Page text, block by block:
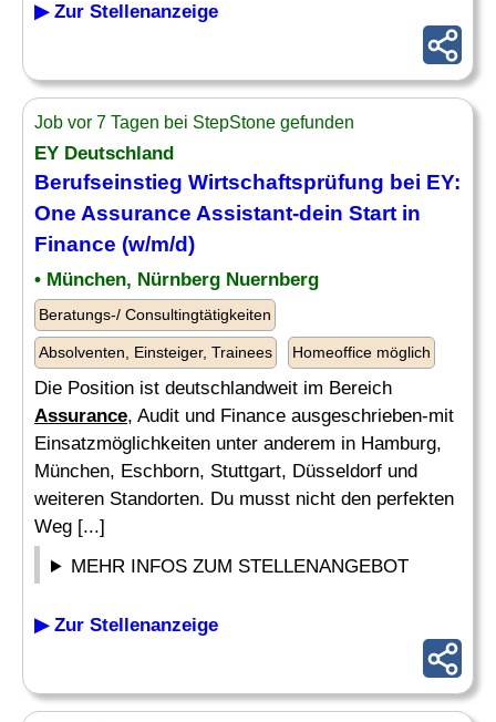
▶ Zur Stellenanzeige
Job vor 7 Tagen bei StepStone gefunden
EY Deutschland
Berufseinstieg Wirtschaftsprüfung bei EY:
One Assurance Assistant-dein Start in
Finance (w/m/d)
• München, Nürnberg Nuernberg
Beratungs-/ Consultingtätigkeiten
Absolventen, Einsteiger, Trainees Homeoffice möglich
Die Position ist deutschlandweit im Bereich
Assurance, Audit und Finance ausgeschrieben-mit
Einsatzmöglichkeiten unter anderem in Hamburg,
München, Eschborn, Stuttgart, Düsseldorf und
weiteren Standorten. Du musst nicht den perfekten
Weg [...]
MEHR INFOS ZUM STELLENANGEBOT
▶ Zur Stellenanzeige